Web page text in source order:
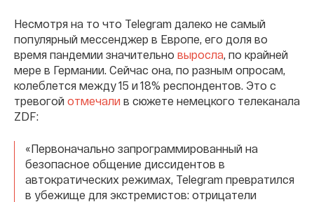
Несмотря на то что Telegram далеко не самый
популярный мессенджер в Европе, его доля во
время пандемии значительно выросла , по крайней
мере в Германии. Сейчас она, по разным опросам,
колеблется между 15 и 18% респондентов. Это с
тревогой отмечали в сюжете немецкого телеканала
ZDF:
«Первоначально запрограммированный на
безопасное общение диссидентов в
автократических режимах, Telegram превратился
в убежище для экстремистов: отрицатели